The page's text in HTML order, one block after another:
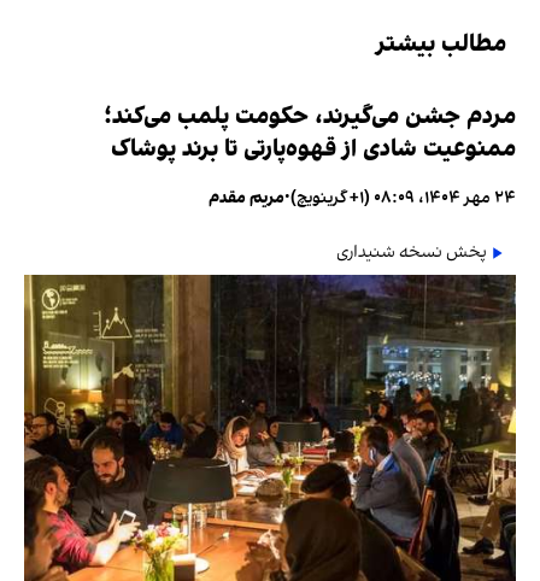
مطالب بیشتر
مردم جشن می‌گیرند، حکومت پلمب می‌کند؛
ممنوعیت شادی از قهوه‌پارتی تا برند پوشاک
۲۴ مهر ۱۴۰۴، ۰۸:۰۹ (‎+۱ گرینویچ) •مریم مقدم
پخش نسخه شنیداری